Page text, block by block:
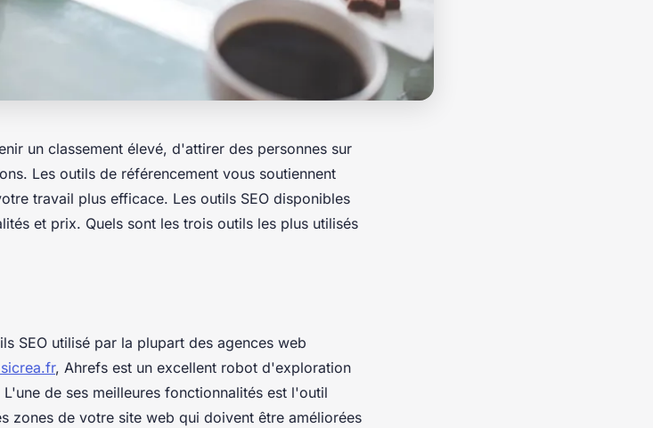
un classement élevé, d'attirer des personnes sur
Les outils de référencement vous soutiennent
travail plus efficace. Les outils SEO disponibles
et prix. Quels sont les trois outils les plus utilisés
SEO utilisé par la plupart des agences web
, Ahrefs est un excellent robot d'exploration
de ses meilleures fonctionnalités est l'outil
zones de votre site web qui doivent être améliorées